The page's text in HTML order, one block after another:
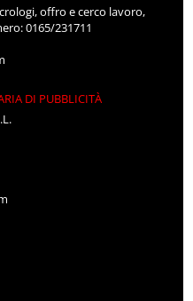
offro e cerco lavoro,
0165/231711
DI PUBBLICITÀ